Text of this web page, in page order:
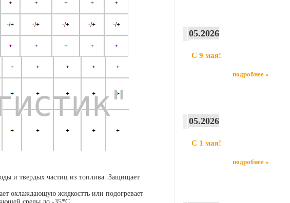
и твердых частиц из топлива. Защищает
охлаждающую жидкостть или подогревает
05.2026
С 9 мая!
подробнее »
05.2026
С 1 мая!
подробнее »